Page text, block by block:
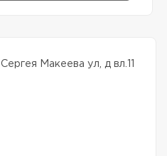
Сергея Макеева ул, д вл.11